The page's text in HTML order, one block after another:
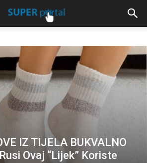
IZ TIJELA BUKVALNO
Ovaj “Lijek” Koriste